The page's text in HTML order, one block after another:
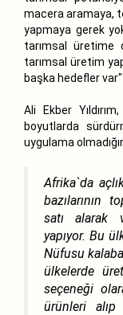
macera aramaya,
yapmaya gerek
tarımsal üretime
tarımsal üretim
başka hedefler var"
Ali Ekber
boyutlarda
uygulama
Afrika`da
bazılarının
satı alarak
yapıyor. Bu
Nüfusu
ülkelerde
seçeneği
ürünleri alıp